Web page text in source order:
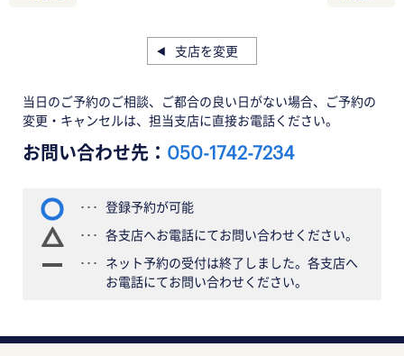
支店を変更
当日のご予約のご相談、ご都合の良い日がない場合、ご予約の
変更・キャンセルは、担当支店に直接お電話ください。
お問い合わせ先： 050-1742-7234
登録予約が可能
各支店へお電話にてお問い合わせください。
ネット予約の受付は終了しました。各支店へ
お電話にてお問い合わせください。